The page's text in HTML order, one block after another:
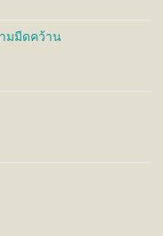
ามมีดคว้าน
฿